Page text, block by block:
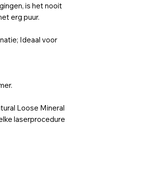
is het nooit
erg puur.
Ideaal voor
Loose Mineral
laserprocedure